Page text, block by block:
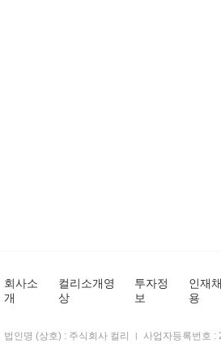
회사소
개
컬리소개영
상
투자정
보
인재채
용
법인명 (상호) : 주식회사 컬리 사업자등록번호 :